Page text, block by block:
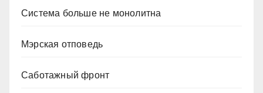
Система больше не монолитна
Мэрская отповедь
Саботажный фронт